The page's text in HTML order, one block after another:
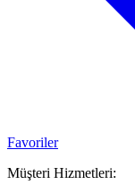
Favoriler
Müşteri Hizmetleri: